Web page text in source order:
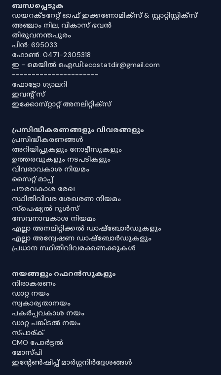
ബന്ധപ്പെടുക
ഡയറക്ടറേറ്റ് ഓഫ് ഇക്കണോമിക്സ് & സ്റ്റാറ്റിസ്റ്റിക്സ്
അഞ്ചാം നില, വികാസ് ഭവൻ
തിരുവനന്തപുരം
പിൻ: 695033
ഫോൺ: 0471-2305318
ഇ - മെയിൽ ഐഡി:ecostatdir@gmail.com
----------------------
ഫോട്ടോ ഗ്യാലറി
ഇവൻ്റ് സ്
ഇക്കോസ്‌റ്റാറ്റ് അനലിറ്റിക്‌സ്
പ്രസിദ്ധീകരണങ്ങളും വിവരങ്ങളും
പ്രസിദ്ധീകരണങ്ങൾ
അറിയിപ്പുകളും നോട്ടീസുകളും
ഉത്തരവുകളും നടപടികളും
വിവരാവകാശ നിയമം
സൈറ്റ് മാപ്പ്
പൗരവകാശ രേഖ
സ്ഥിതിവിവര ശേഖരണ നിയമം
സ്‌പെഷ്യൽ റൂൾസ്
സേവനാവകാശ നിയമം
എല്ലാ അനലിറ്റിക്കൽ ഡാഷ്‌ബോർഡുകളും
എല്ലാ അന്വേഷണ ഡാഷ്‌ബോർഡുകളും
പ്രധാന സ്ഥിതിവിവരക്കണക്കുകൾ
നയങ്ങളും റഫറൻസുകളും
നിരാകരണം
ഡാറ്റ നയം
സ്വകാര്യതാനയം
പകർപ്പവകാശ നയം
ഡാറ്റ പങ്കിടൽ നയം
സ്പാര്ക്
CMO പോർട്ടൽ
മോസ്പി
ഇൻ്റേൺഷിപ്പ് മാർഗ്ഗനിർദ്ദേശങ്ങൾ